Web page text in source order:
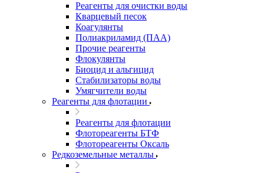
Реагенты для очистки воды
Кварцевый песок
Коагулянты
Полиакриламид (ПАА)
Прочие реагенты
Флокулянты
Биоцид и альгицид
Стабилизаторы воды
Умягчители воды
Реагенты для флотации
Реагенты для флотации
Флотореагенты БТФ
Флотореагенты Оксаль
Редкоземельные металлы